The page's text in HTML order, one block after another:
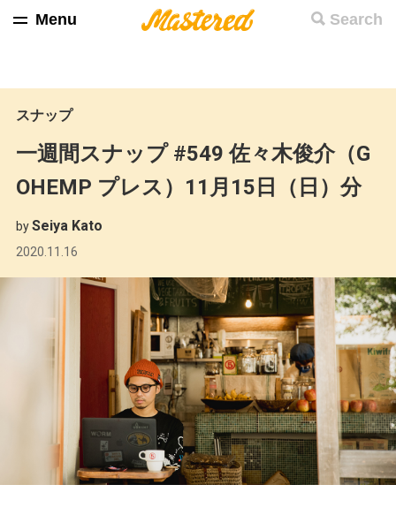
Search
Menu
スナップ
一週間スナップ #549 佐々木俊介（G
OHEMP プレス）11月15日（日）分
bySeiya Kato
2020.11.16